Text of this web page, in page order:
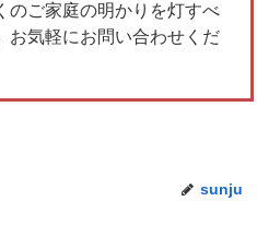
のご家庭の明かりを灯すべ
お気軽にお問い合わせくだ
sunju